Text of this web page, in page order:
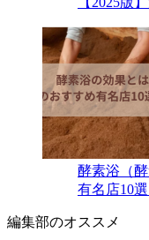
酵素浴（
有名店10選
編集部のオススメ